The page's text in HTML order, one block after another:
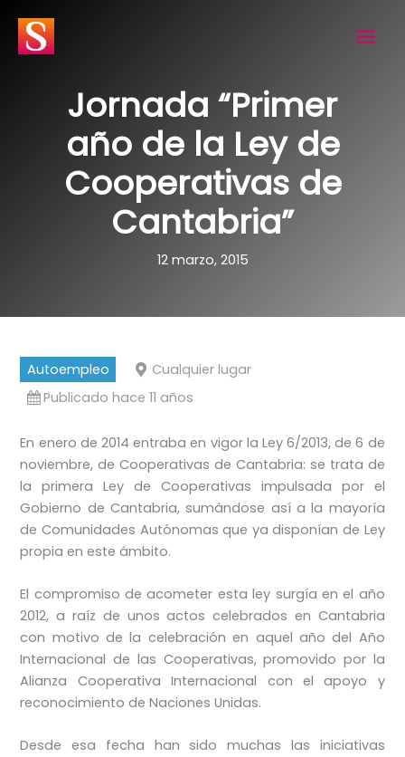
contenido
Jornada “Primer
año de la Ley de
Cooperativas de
Cantabria”
12 marzo, 2015
Autoempleo
Cualquier lugar
Publicado hace 11 años
En enero de 2014 entraba en vigor la Ley 6/2013, de 6 de
noviembre, de Cooperativas de Cantabria: se trata de
la primera Ley de Cooperativas impulsada por el
Gobierno de Cantabria, sumándose así a la mayoría
de Comunidades Autónomas que ya disponían de Ley
propia en este ámbito.
El compromiso de acometer esta ley surgía en el año
2012, a raíz de unos actos celebrados en Cantabria
con motivo de la celebración en aquel año del Año
Internacional de las Cooperativas, promovido por la
Alianza Cooperativa Internacional con el apoyo y
reconocimiento de Naciones Unidas.
Desde esa fecha han sido muchas las iniciativas